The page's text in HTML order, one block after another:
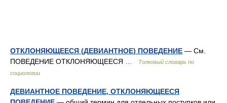
ОТКЛОНЯЮЩЕЕСЯ (ДЕВИАНТНОЕ) ПОВЕДЕНИЕ — См.
ПОВЕДЕНИЕ ОТКЛОНЯЮЩЕЕСЯ …
Толковый словарь по
социологии
ДЕВИАНТНОЕ ПОВЕДЕНИЕ, ОТКЛОНЯЮЩЕЕСЯ